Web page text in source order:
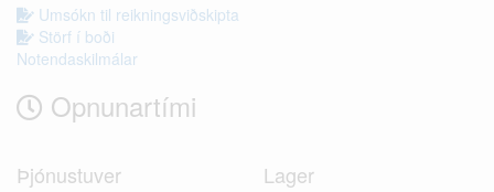
Umsókn til reikningsviðskipta
Störf í boði
Notendaskilmálar
Opnunartími
Þjónustuver Lager